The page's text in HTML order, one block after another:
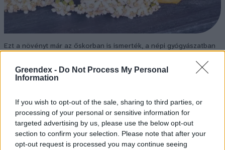
Greendex - Do Not Process My Personal
Information
If you wish to opt-out of the sale, sharing to third parties, or
processing of your personal or sensitive information for
targeted advertising by us, please use the below opt-out
section to confirm your selection. Please note that after your
opt-out request is processed you may continue seeing
Ezt a növényt már az őskorban is ismerték, a népi gyógyászatban
hétvégén a közönséget a 160 éves
Fővárosi Állatkert
ÉLŐ BOLYGÓNK